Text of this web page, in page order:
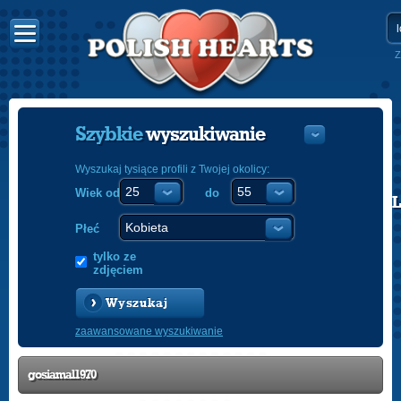
POLISH
Szybkiewyszukiwanie
Wyszukaj tysiące profili z Twojej okolicy:
Wiek od do
Płeć
tylko ze
zdjęciem
Wyszukaj
zaawansowane wyszukiwanie
gosiamal1970